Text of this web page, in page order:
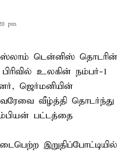
pm
டென்னிஸ் தொடரின்
உலகின் நம்பர்-1
ஜெர்மனியின்
வீழ்த்தி தொடர்ந்து
பட்டத்தை
இறுதிப்போட்டியில்